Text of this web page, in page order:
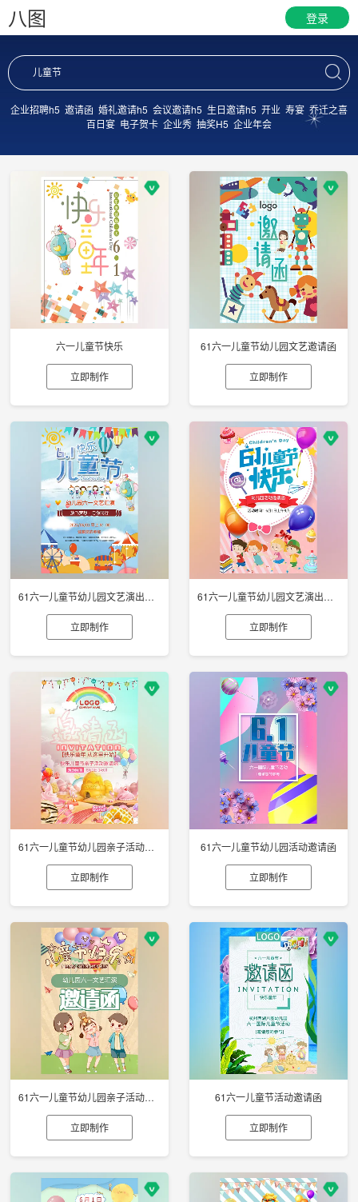
八图 登录
企业招聘h5 邀请函 婚礼邀请h5 会议邀请h5 生日邀请h5 开业 寿宴 乔迁之喜
百日宴 电子贺卡 企业秀 抽奖H5 企业年会
六一儿童节快乐
立即制作
61六一儿童节幼儿园文艺邀请函
立即制作
61六一儿童节幼儿园文艺演出邀请函
立即制作
61六一儿童节幼儿园文艺演出邀请函
立即制作
61六一儿童节幼儿园亲子活动邀请函
立即制作
61六一儿童节幼儿园活动邀请函
立即制作
61六一儿童节幼儿园亲子活动邀请函
立即制作
61六一儿童节活动邀请函
立即制作